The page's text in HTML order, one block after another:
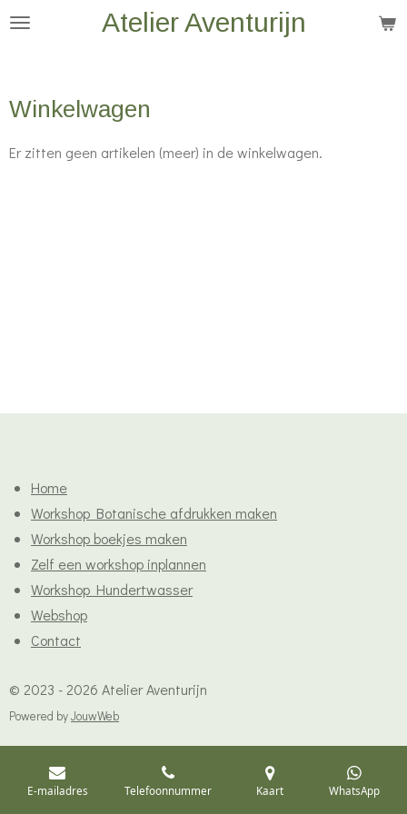
Ga
hoofdinhoud
Atelier Aventurijn
Winkelwagen
Er zitten geen artikelen (meer) in de winkelwagen.
Home
Workshop Botanische afdrukken maken
Workshop boekjes maken
Zelf een workshop inplannen
Workshop Hundertwasser
Webshop
Contact
© 2023 - 2026 Atelier Aventurijn
Powered byJouwWeb
E-mailadres Telefoonnummer Kaart WhatsApp